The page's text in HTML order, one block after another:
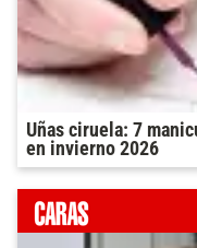
Uñas ciruela: 7
en invierno 2026